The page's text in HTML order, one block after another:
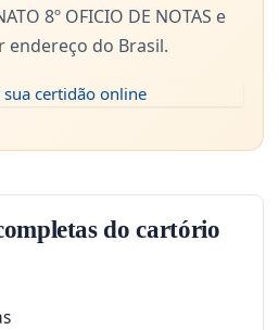
8º OFICIO DE NOTAS e
endereço do Brasil.
do cartório